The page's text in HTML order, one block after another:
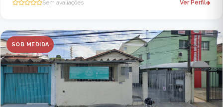
Sem avaliações Ver Perfil
SOB MEDIDA